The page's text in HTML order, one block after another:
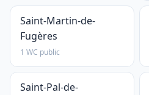
Saint-Martin-de-
Fugères
1 WC public
Saint-Pal-de-